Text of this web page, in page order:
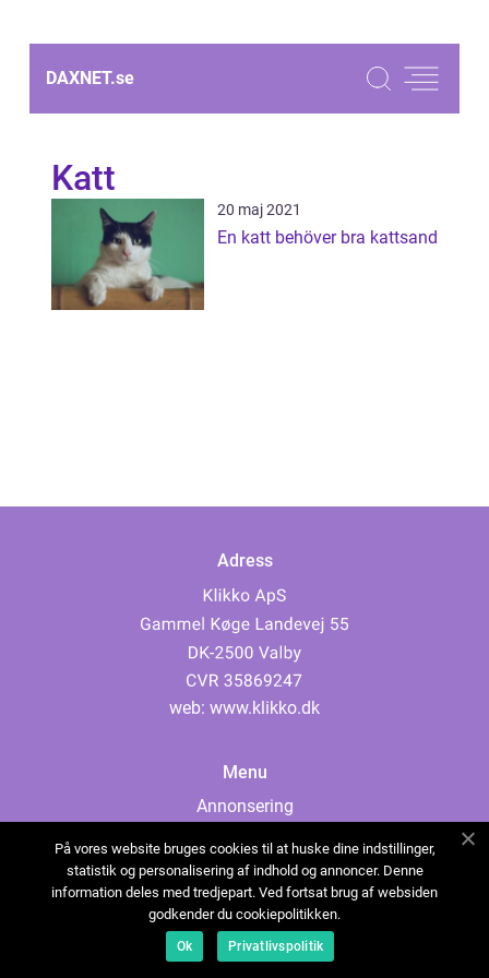
DAXNET.se
Katt
20 maj 2021
En katt behöver bra kattsand
Adress
web: www.klikko.dk
Menu
Annonsering
Cookies
Kontakta oss
Sitemap
På vores website bruges cookies til at huske dine indstillinger,
statistik og personalisering af indhold og annoncer. Denne
information deles med tredjepart. Ved fortsat brug af websiden
godkender du cookiepolitikken.
Ok Privatlivspolitik